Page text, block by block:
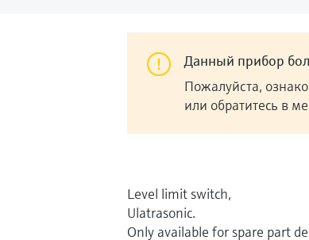
Данный прибор
Пожалуйста,
или обратитесь в
Level limit switch,
Ulatrasonic.
Only available for spare part